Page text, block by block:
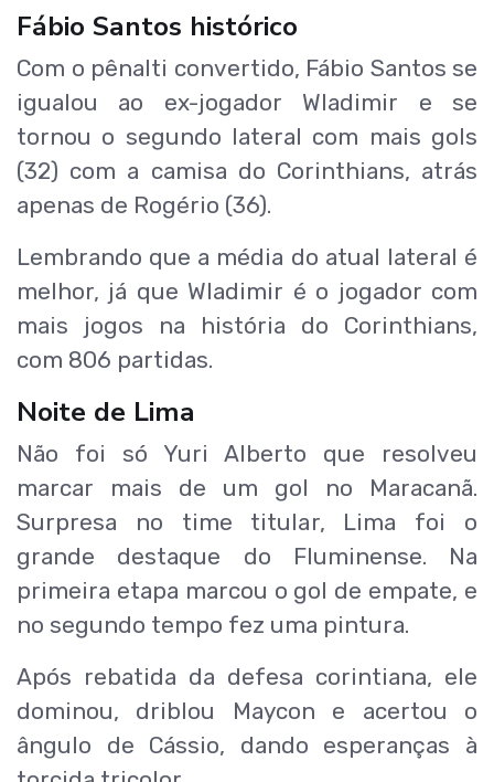
Fábio Santos histórico
Com o pênalti convertido, Fábio Santos se
igualou ao ex-jogador Wladimir e se
tornou o segundo lateral com mais gols
(32) com a camisa do Corinthians, atrás
apenas de Rogério (36).
Lembrando que a média do atual lateral é
melhor, já que Wladimir é o jogador com
mais jogos na história do Corinthians,
com 806 partidas.
Noite de Lima
Não foi só Yuri Alberto que resolveu
marcar mais de um gol no Maracanã.
Surpresa no time titular, Lima foi o
grande destaque do Fluminense. Na
primeira etapa marcou o gol de empate, e
no segundo tempo fez uma pintura.
Após rebatida da defesa corintiana, ele
dominou, driblou Maycon e acertou o
ângulo de Cássio, dando esperanças à